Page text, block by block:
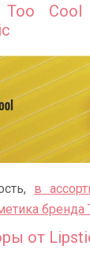
Too
в
бренда
от